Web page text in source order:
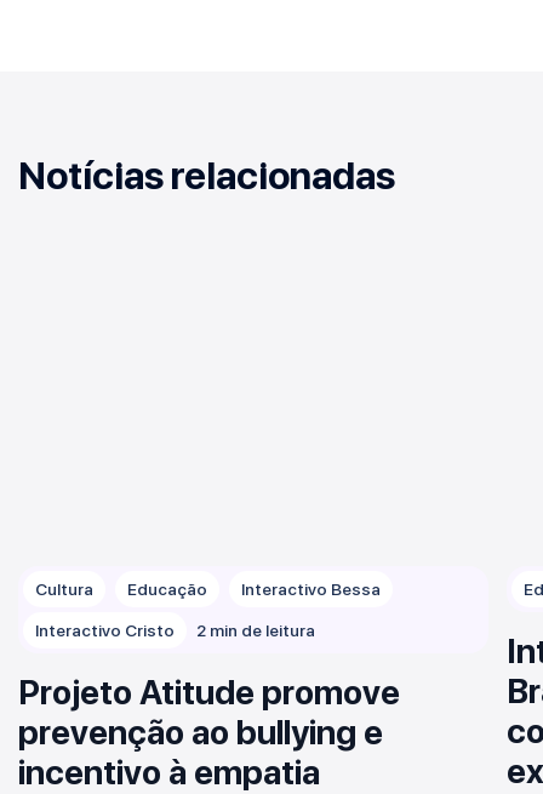
Notícias relacionadas
Cultura Educação Interactivo Bessa
Interactivo Cristo 2 min de leitura
Projeto Atitude promove
prevenção ao bullying e
incentivo à empatia